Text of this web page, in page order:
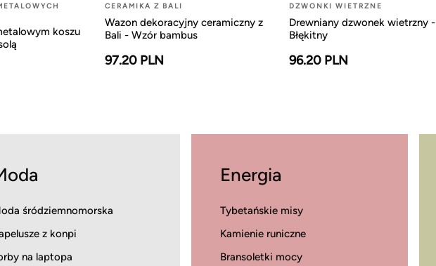
koszu
CERAMIKA Z BALI
Wazon dekoracyjny ceramiczny z
Bali - Wzór bambus
97.20 PLN
DZWONKI WIETRZNE
Drewniany dzwonek wietrzny -
Błękitny
96.20 PLN
śródziemnomorska
z konpi
na laptopa
Energia
Tybetańskie misy
Kamienie runiczne
Bransoletki mocy